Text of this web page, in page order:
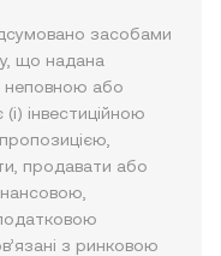
засобами
що надана
неповною або
інвестиційною
продавати або
з ринковою